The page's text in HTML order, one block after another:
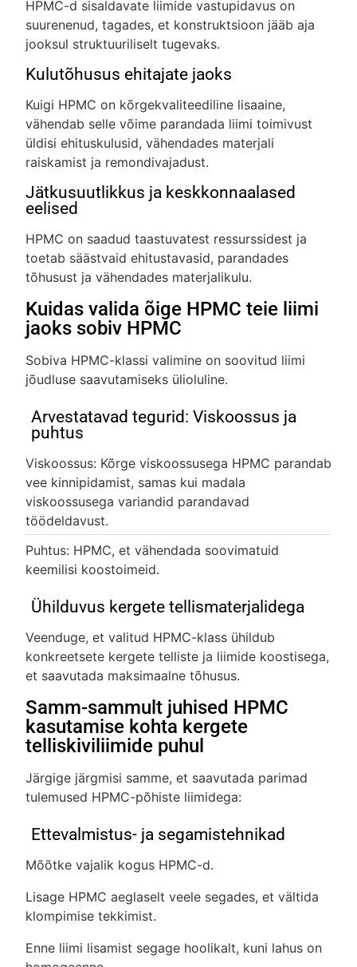
HPMC-d sisaldavate liimide vastupidavus on
suurenenud, tagades, et konstruktsioon jääb aja
jooksul struktuuriliselt tugevaks.
Kulutõhusus ehitajate jaoks
Kuigi HPMC on kõrgekvaliteediline lisaaine,
vähendab selle võime parandada liimi toimivust
üldisi ehituskulusid, vähendades materjali
raiskamist ja remondivajadust.
Jätkusuutlikkus ja keskkonnaalased
eelised
HPMC on saadud taastuvatest ressurssidest ja
toetab säästvaid ehitustavasid, parandades
tõhusust ja vähendades materjalikulu.
Kuidas valida õige HPMC teie liimi
jaoks sobiv HPMC
Sobiva HPMC-klassi valimine on soovitud liimi
jõudluse saavutamiseks ülioluline.
Arvestatavad tegurid: Viskoossus ja
puhtus
Viskoossus: Kõrge viskoossusega HPMC parandab
vee kinnipidamist, samas kui madala
viskoossusega variandid parandavad
töödeldavust.
Puhtus: HPMC, et vähendada soovimatuid
keemilisi koostoimeid.
Ühilduvus kergete tellismaterjalidega
Veenduge, et valitud HPMC-klass ühildub
konkreetsete kergete telliste ja liimide koostisega,
et saavutada maksimaalne tõhusus.
Samm-sammult juhised HPMC
kasutamise kohta kergete
telliskiviliimide puhul
Järgige järgmisi samme, et saavutada parimad
tulemused HPMC-põhiste liimidega:
Ettevalmistus- ja segamistehnikad
Mõõtke vajalik kogus HPMC-d.
Lisage HPMC aeglaselt veele segades, et vältida
klompimise tekkimist.
Enne liimi lisamist segage hoolikalt, kuni lahus on